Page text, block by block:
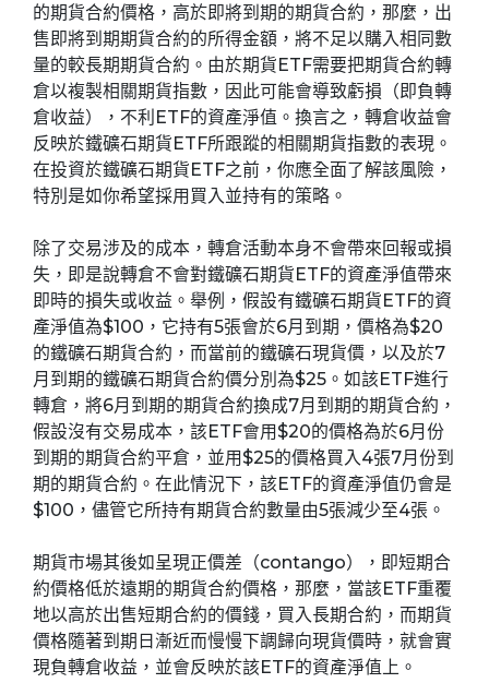
的期貨合約價格，高於即將到期的期貨合約，那麼，出
售即將到期期貨合約的所得金額，將不足以購入相同數
量的較長期期貨合約。由於期貨ETF需要把期貨合約轉
倉以複製相關期貨指數，因此可能會導致虧損（即負轉
倉收益），不利ETF的資產淨值。換言之，轉倉收益會
反映於鐵礦石期貨ETF所跟蹤的相關期貨指數的表現。
在投資於鐵礦石期貨ETF之前，你應全面了解該風險，
特別是如你希望採用買入並持有的策略。
除了交易涉及的成本，轉倉活動本身不會帶來回報或損
失，即是說轉倉不會對鐵礦石期貨ETF的資產淨值帶來
即時的損失或收益。舉例，假設有鐵礦石期貨ETF的資
產淨值為$100，它持有5張會於6月到期，價格為$20
的鐵礦石期貨合約，而當前的鐵礦石現貨價，以及於7
月到期的鐵礦石期貨合約價分別為$25。如該ETF進行
轉倉，將6月到期的期貨合約換成7月到期的期貨合約，
假設沒有交易成本，該ETF會用$20的價格為於6月份
到期的期貨合約平倉，並用$25的價格買入4張7月份到
期的期貨合約。在此情況下，該ETF的資產淨值仍會是
$100，儘管它所持有期貨合約數量由5張減少至4張。
期貨市場其後如呈現正價差（contango），即短期合
約價格低於遠期的期貨合約價格，那麼，當該ETF重覆
地以高於出售短期合約的價錢，買入長期合約，而期貨
價格隨著到期日漸近而慢慢下調歸向現貨價時，就會實
現負轉倉收益，並會反映於該ETF的資產淨值上。